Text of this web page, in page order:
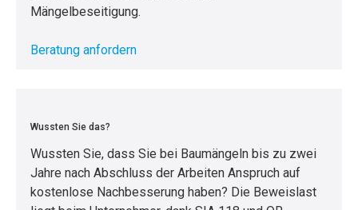
Mängelbeseitigung.
Beratung anfordern
Wussten Sie das?
Wussten Sie, dass Sie bei Baumängeln bis zu zwei
Jahre nach Abschluss der Arbeiten Anspruch auf
kostenlose Nachbesserung haben? Die Beweislast